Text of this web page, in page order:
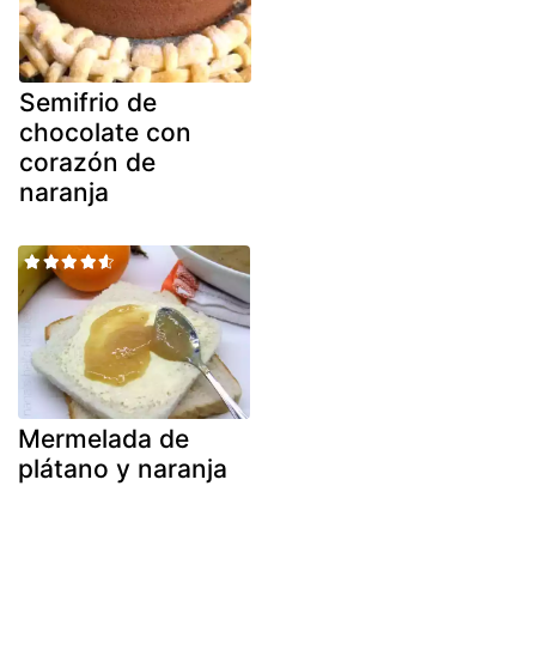
Semifrio de
chocolate con
corazón de
naranja
Mermelada de
plátano y naranja